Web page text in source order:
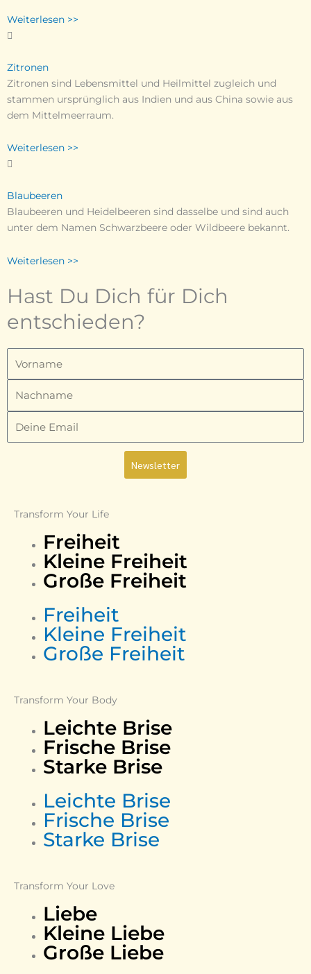
Weiterlesen >>
Zitronen
Zitronen sind Lebensmittel und Heilmittel zugleich und
stammen ursprünglich aus Indien und aus China sowie aus
dem Mittelmeerraum.
Weiterlesen >>
Blaubeeren
Blaubeeren und Heidelbeeren sind dasselbe und sind auch
unter dem Namen Schwarzbeere oder Wildbeere bekannt.
Weiterlesen >>
Hast Du Dich für Dich
entschieden?
Newsletter
Transform Your Life
Freiheit
Kleine Freiheit
Große Freiheit
Freiheit
Kleine Freiheit
Große Freiheit
Transform Your Body
Leichte Brise
Frische Brise
Starke Brise
Leichte Brise
Frische Brise
Starke Brise
Transform Your Love
Liebe
Kleine Liebe
Große Liebe